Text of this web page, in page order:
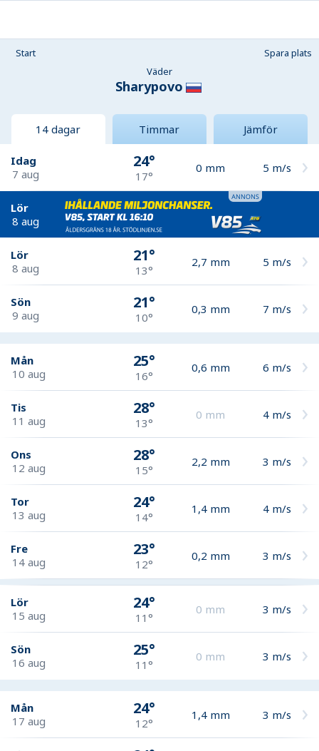
Start
Spara plats
Väder
Sharypovo
14 dagar Timmar Jämför
Idag
7 aug
24°
17°
0 mm 5 m/s
Lör
8 aug
Lör
8 aug
21°
13°
2,7 mm 5 m/s
Sön
9 aug
21°
10°
0,3 mm 7 m/s
Mån
10 aug
25°
16°
0,6 mm 6 m/s
Tis
11 aug
28°
13°
0 mm 4 m/s
Ons
12 aug
28°
15°
2,2 mm 3 m/s
Tor
13 aug
24°
14°
1,4 mm 4 m/s
Fre
14 aug
23°
12°
0,2 mm 3 m/s
Lör
15 aug
24°
11°
0 mm 3 m/s
Sön
16 aug
25°
11°
0 mm 3 m/s
Mån
17 aug
24°
12°
1,4 mm 3 m/s